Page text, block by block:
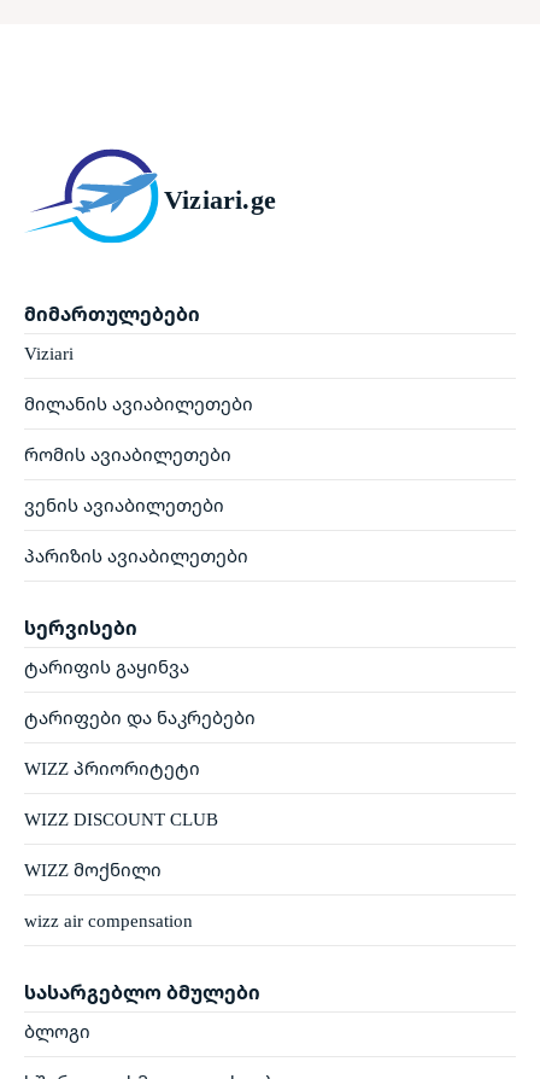
Viziari.ge
მიმართულებები
Viziari
მილანის ავიაბილეთები
რომის ავიაბილეთები
ვენის ავიაბილეთები
პარიზის ავიაბილეთები
სერვისები
ტარიფის გაყინვა
ტარიფები და ნაკრებები
WIZZ პრიორიტეტი
WIZZ DISCOUNT CLUB
WIZZ მოქნილი
wizz air compensation
სასარგებლო ბმულები
ბლოგი